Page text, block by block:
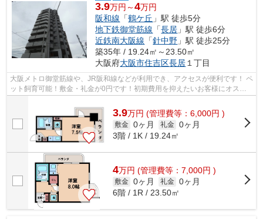
3.9万円～4万円
阪和線 「鶴ケ丘 」駅 徒歩5分
地下鉄御堂筋線 「長居 」駅 徒歩6分
近鉄南大阪線 「針中野 」駅 徒歩25分
築35年 / 19.24㎡～23.50㎡
大阪府大阪市住吉区長居１丁目
大阪メトロ御堂筋線や、JR阪和線などが利用でき、アクセスが便利です！ ペ
ット飼育可能！敷金・礼金が0円です！初期費用を抑えたいお客様にオスス
3.9万円 (管理費等：6,000円 )
敷金 0ヶ月 礼金 0ヶ月
3階 / 1K / 19.24㎡
4万円 (管理費等：7,000円 )
敷金 0ヶ月 礼金 0ヶ月
6階 / 1R / 23.50㎡